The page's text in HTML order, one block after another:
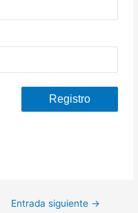
Entrada siguiente →